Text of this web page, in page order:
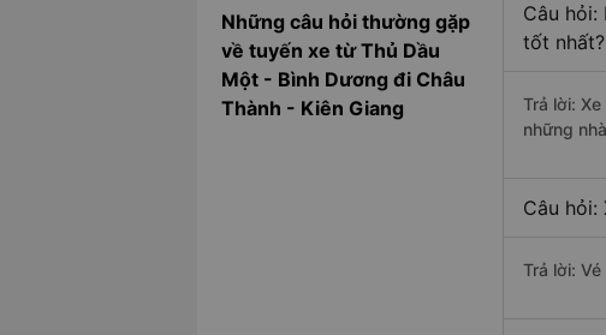
Những câu hỏi thường gặp
về tuyến xe từ Thủ Dầu
Một - Bình Dương đi Châu
Thành - Kiên Giang
Câu
tốt nhất?
Trả lời:
những
Câu hỏi:
Trả lời: